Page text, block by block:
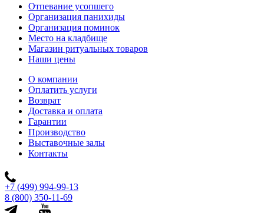
Отпевание усопшего
Организация панихиды
Организация поминок
Место на кладбище
Магазин ритуальных товаров
Наши цены
О компании
Оплатить услуги
Возврат
Доставка и оплата
Гарантии
Производство
Выставочные залы
Контакты
+7 (499) 994-99-13
8 (800) 350-11-69